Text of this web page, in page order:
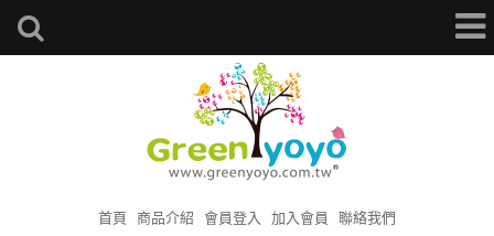
首頁 商品介紹 會員登入 加入會員
聯絡我們